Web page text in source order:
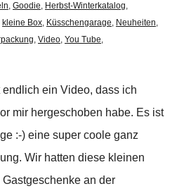
, Goodie, Herbst-Winterkatalog,
kleine Box, Küsschengarage, Neuheiten,
, Video, You Tube,
endlich ein Video, dass ich
mir hergeschoben habe. Es ist
:-) eine super coole ganz
Wir hatten diese kleinen
an der